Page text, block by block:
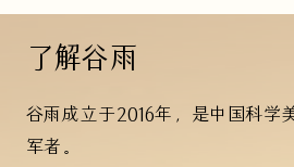
了解谷雨
谷雨成立于2016年，是中国科学
军者。